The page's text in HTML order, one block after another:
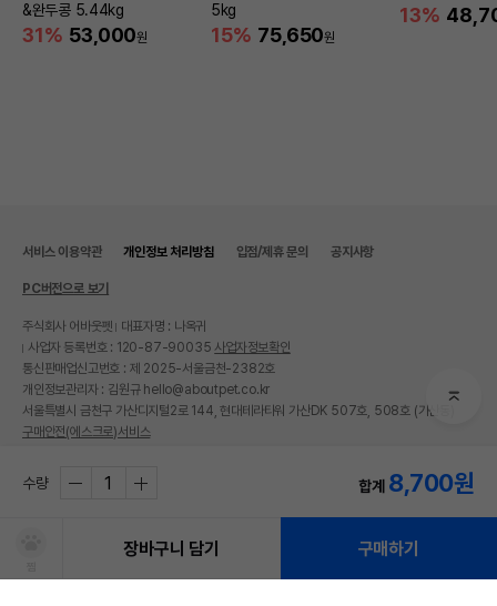
&완두콩 5.44kg
31% 53,000원
5kg
15% 75,650원
13%
수량 합계 8,700원
장바구니 담기 구매하기
서비스 이용약관 개인정보 처리방침 입점/제휴 문의 공지사항
PC버전으로 보기
주식회사 어바웃펫
대표자명 : 나옥귀
사업자 등록번호 : 120-87-90035 사업자정보확인
통신판매업신고번호 : 제 2025-서울금천-2382호
개인정보관리자 : 김원규 hello@aboutpet.co.kr
서울특별시 금천구 가산디지털2로 144, 현대테라타워 가산DK 507호, 508호 (가산동)
구매안전(에스크로)서비스